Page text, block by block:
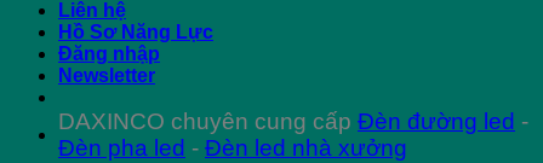
Liên hệ
Hồ Sơ Năng Lực
Đăng nhập
Newsletter
DAXINCO chuyên cung cấp Đèn đường led -
Đèn pha led - Đèn led nhà xưởng